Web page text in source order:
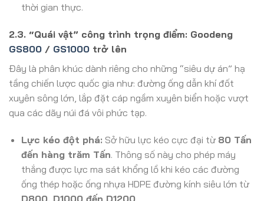
thời gian thực.
2.3. “Quái vật” công trình trọng điểm: Goodeng
GS800 / GS1000 trở lên
Đây là phân khúc dành riêng cho những “siêu dự án” hạ
tầng chiến lược quốc gia như: đường ống dẫn khí đốt
xuyên sông lớn, lắp đặt cáp ngầm xuyên biển hoặc vượt
qua các dãy núi đá vôi phức tạp.
Lực kéo đột phá: Sở hữu lực kéo cực đại từ 80 Tấn
đến hàng trăm Tấn. Thông số này cho phép máy
thắng được lực ma sát khổng lồ khi kéo các đường
ống thép hoặc ống nhựa HDPE đường kính siêu lớn từ
D800, D1000 đến D1200.